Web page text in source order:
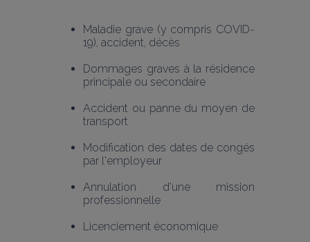
Maladie grave (y compris COVID-
19), accident, décès
Dommages graves à la résidence
principale ou secondaire
Accident ou panne du moyen de
transport
Modification des dates de congés
par l'employeur
Annulation d'une mission
professionnelle
Licenciement économique